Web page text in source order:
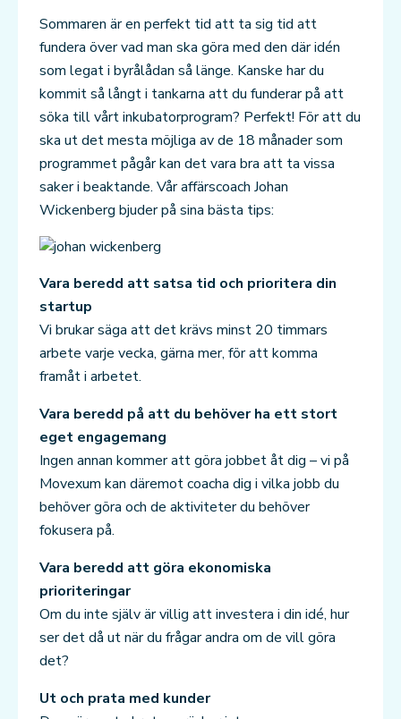
Sommaren är en perfekt tid att ta sig tid att
fundera över vad man ska göra med den där idén
som legat i byrålådan så länge. Kanske har du
kommit så långt i tankarna att du funderar på att
söka till vårt inkubatorprogram? Perfekt! För att du
ska ut det mesta möjliga av de 18 månader som
programmet pågår kan det vara bra att ta vissa
saker i beaktande. Vår affärscoach Johan
Wickenberg bjuder på sina bästa tips:
Vara beredd att satsa tid och prioritera din
startup
Vi brukar säga att det krävs minst 20 timmars
arbete varje vecka, gärna mer, för att komma
framåt i arbetet.
Vara beredd på att du behöver ha ett stort
eget engagemang
Ingen annan kommer att göra jobbet åt dig – vi på
Movexum kan däremot coacha dig i vilka jobb du
behöver göra och de aktiviteter du behöver
fokusera på.
Vara beredd att göra ekonomiska
prioriteringar
Om du inte själv är villig att investera i din idé, hur
ser det då ut när du frågar andra om de vill göra
det?
Ut och prata med kunder